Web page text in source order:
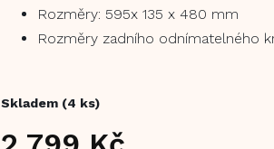
Skladem (4 ks)
Rozměry: 595x 135 x 480 mm
Rozměry zadního odnímatelného